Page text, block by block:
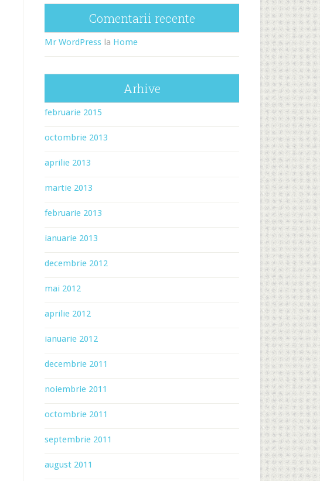
Comentarii recente
Mr WordPress la Home
Arhive
februarie 2015
octombrie 2013
aprilie 2013
martie 2013
februarie 2013
ianuarie 2013
decembrie 2012
mai 2012
aprilie 2012
ianuarie 2012
decembrie 2011
noiembrie 2011
octombrie 2011
septembrie 2011
august 2011